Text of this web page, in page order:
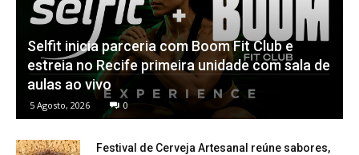
Selfit inicia parceria com Boom Fit Club e
estreia no Recife primeira unidade com sala de
aulas ao vivo
5 Agosto, 2026 0
Festival de Cerveja Artesanal reúne sabores,